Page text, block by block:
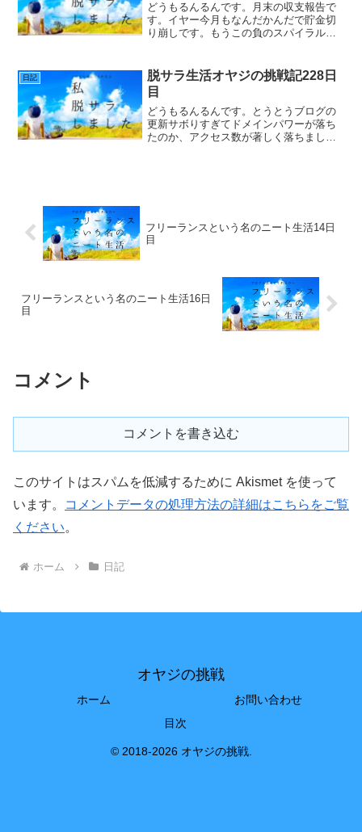
どうもるんるんです。月末の収支報告で
す。イヤー今月もなんだかんだで貯金切
り崩しです。もうこの負のスパイラル抜
５カ月目のポンコツ具合の状況晒してい
きます。脱サラ５ヶ月目収...
日記
脱サラ生活オヤジの挑戦記228日
目
どうもるんるんです。とうとうブログの
更新サボりすぎてドメインパワーが落ち
たのか、アクセス数が著しく落ちまし
フリーランスという名のニート生活14日
目
フリーランスという名のニート生活16日
目
コメント
コメントを書き込む
このサイトはスパムを低減するために Akismet を使って
います。
コメントデータの処理方法の詳細はこちらをご覧
ください。
ホーム 日記
オヤジの挑戦
ホーム
お問い合わせ
目次
© 2018-2026 オヤジの挑戦.